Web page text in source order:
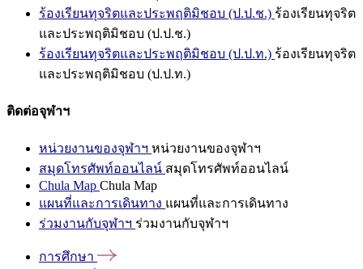
ร้องเรียนทุจริตและประพฤติมิชอบ (ป.ป.ช.) ร้องเรียนทุจริต
และประพฤติมิชอบ (ป.ป.ช.)
ร้องเรียนทุจริตและประพฤติมิชอบ (ป.ป.ท.) ร้องเรียนทุจริต
และประพฤติมิชอบ (ป.ป.ท.)
ติดต่อจุฬาฯ
หน่วยงานของจุฬาฯ หน่วยงานของจุฬาฯ
สมุดโทรศัพท์ออนไลน์ สมุดโทรศัพท์ออนไลน์
Chula Map Chula Map
แผนที่และการเดินทาง แผนที่และการเดินทาง
ร่วมงานกับจุฬาฯ ร่วมงานกับจุฬาฯ
การศึกษา